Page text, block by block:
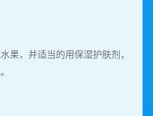
果，并适当的用保湿护肤剂，